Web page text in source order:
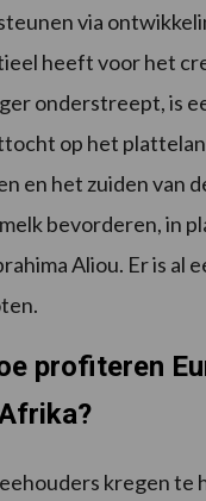
via
heeft voor het
onderstreept, is
op het
en het zuiden van
bevorderen, in
Aliou. Er is al
profiteren
kregen te